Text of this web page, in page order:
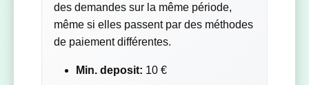
des demandes sur la même période,
même si elles passent par des méthodes
de paiement différentes.
Min. deposit: 10 €